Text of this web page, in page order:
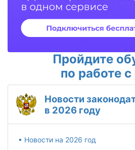
Пройдите
по работе
Новости
в 2026 году
• Новости на 2026 год